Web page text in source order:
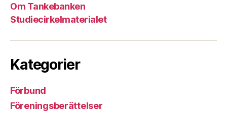
Om Tankebanken
Studiecirkelmaterialet
Kategorier
Förbund
Föreningsberättelser